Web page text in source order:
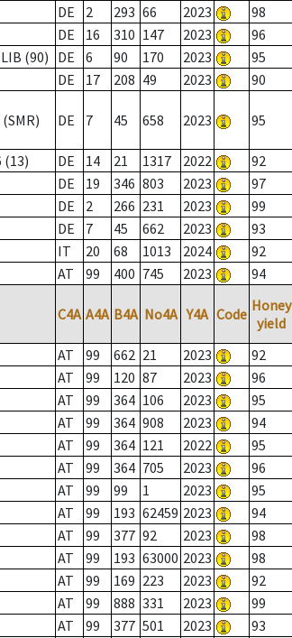
DE 2 293 66 2023 98
DE 16 310 147 2023 96
(90) DE 6 90 170 2023 95
DE 17 208 49 2023 90
DE 7 45 658 2023 95
(13) DE 14 21 1317 2022 92
DE 19 346 803 2023 97
DE 2 266 231 2023 99
DE 7 45 662 2023 93
IT 20 68 1013 2024 92
AT 99 400 745 2023 94
C4A A4A B4A No4A Y4A Code Honey
yield
AT 99 662 21 2023 92
AT 99 120 87 2023 96
AT 99 364 106 2023 95
AT 99 364 908 2023 94
AT 99 364 121 2022 95
AT 99 364 705 2023 96
AT 99 99 1 2023 95
AT 99 193 62459 2023 94
AT 99 377 92 2023 98
AT 99 193 63000 2023 98
AT 99 169 223 2023 92
AT 99 888 331 2023 99
AT 99 377 501 2023 93